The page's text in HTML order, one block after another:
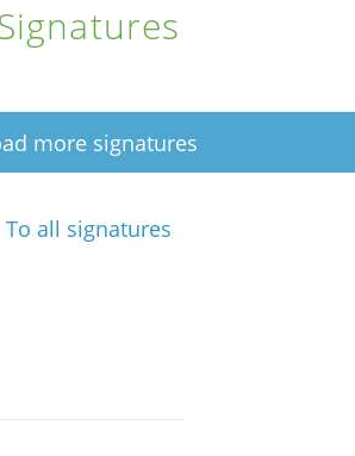
more signatures
To all signatures